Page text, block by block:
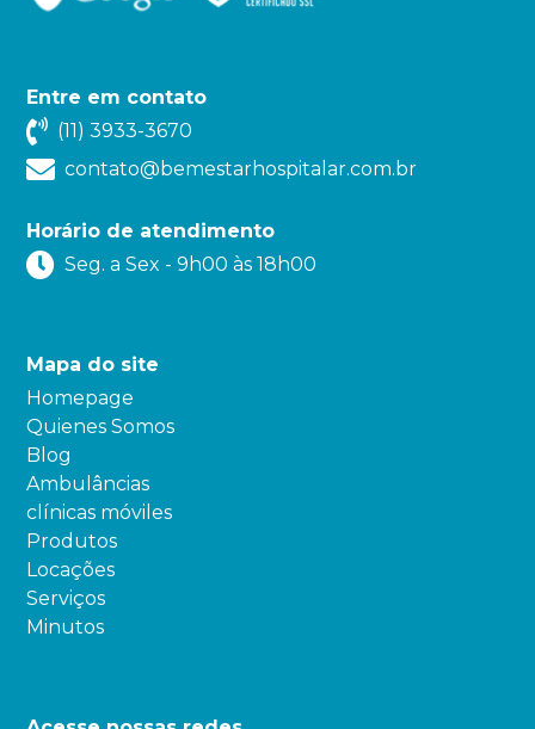
Entre em contato
(11) 3933-3670
contato@bemestarhospitalar.com.br
Horário de atendimento
Seg. a Sex - 9h00 às 18h00
Mapa do site
Homepage
Quienes Somos
Blog
Ambulâncias
clínicas móviles
Produtos
Locações
Serviços
Minutos